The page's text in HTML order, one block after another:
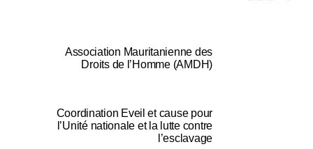
Association Mauritanienne des
Droits de l’Homme (AMDH)
Coordination Eveil et cause pour
l’Unité nationale et la lutte contre
l’esclavage